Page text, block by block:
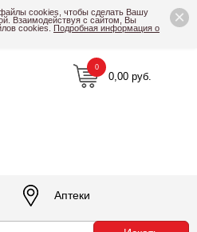
×
cookies, чтобы сделать Вашу
Взаимодействуя с сайтом, Вы
cookies. Подробная информация о
0,00 руб.
0
Аптеки